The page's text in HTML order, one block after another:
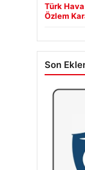
Türk
Özlem
Son